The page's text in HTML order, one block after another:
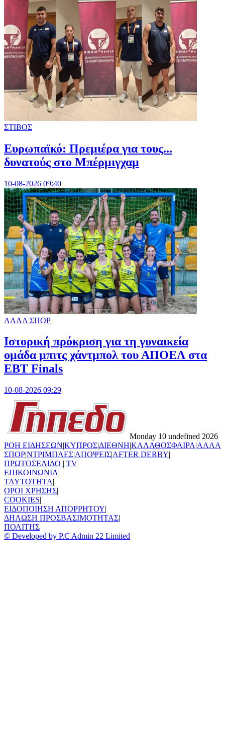
ΣΤΙΒΟΣ
Ευρωπαϊκό: Πρεμιέρα για τους...
δυνατούς στο Μπέρμιγχαμ
10-08-2026 09:40
ΑΛΛΑ ΣΠΟΡ
Ιστορική πρόκριση για τη γυναικεία
ομάδα μπιτς χάντμπολ του ΑΠΟΕΛ στα
EBT Finals
10-08-2026 09:29
Monday 10 undefined 2026
ΡΟΗ ΕΙΔΗΣΕΩΝ|ΚΥΠΡΟΣ|ΔΙΕΘΝΗ|ΚΑΛΑΘΟΣΦΑΙΡΑ|ΑΛΛΑ
ΣΠΟΡ|ΝΤΡΙΜΠΛΕΣ|ΑΠΟΨΕΙΣ|AFTER DERBY|
ΠΡΩΤΟΣΕΛΙΔΟ | TV
ΕΠΙΚΟΙΝΩΝΙΑ|
TAYTOTHTA|
ΟΡΟΙ ΧΡΗΣΗΣ|
COOKIES|
ΕΙΔΟΠΟΙΗΣΗ ΑΠΟΡΡΗΤΟΥ|
ΔΗΛΩΣΗ ΠΡΟΣΒΑΣΙΜΟΤΗΤΑΣ|
ΠΟΛΙΤΗΣ
© Developed by P.C Admin 22 Limited